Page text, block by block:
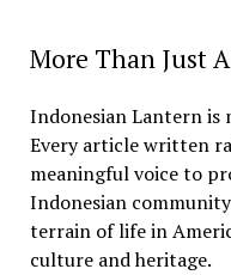
More Than Just
Indonesian Lantern is
Every article written
meaningful voice to
Indonesian
terrain of life in
culture and heritage.